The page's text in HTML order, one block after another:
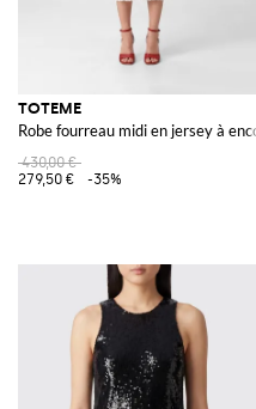
TOTEME
Robe fourreau midi en jersey à
430,00 €
279,50 €
-35%